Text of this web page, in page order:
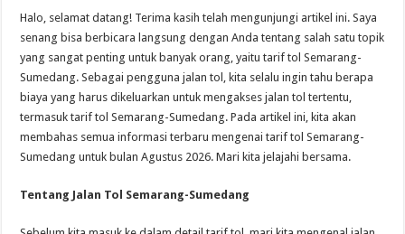
Halo, selamat datang! Terima kasih telah mengunjungi artikel ini. Saya
senang bisa berbicara langsung dengan Anda tentang salah satu topik
yang sangat penting untuk banyak orang, yaitu tarif tol Semarang-
Sumedang. Sebagai pengguna jalan tol, kita selalu ingin tahu berapa
biaya yang harus dikeluarkan untuk mengakses jalan tol tertentu,
termasuk tarif tol Semarang-Sumedang. Pada artikel ini, kita akan
membahas semua informasi terbaru mengenai tarif tol Semarang-
Sumedang untuk bulan Agustus 2026. Mari kita jelajahi bersama.
Tentang Jalan Tol Semarang-Sumedang